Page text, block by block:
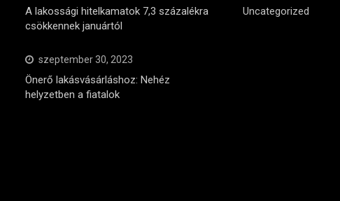
A lakossági hitelkamatok 7,3 százalékra
csökkennek januártól
szeptember 30, 2023
Önerő lakásvásárláshoz: Nehéz
helyzetben a fiatalok
Uncategorized